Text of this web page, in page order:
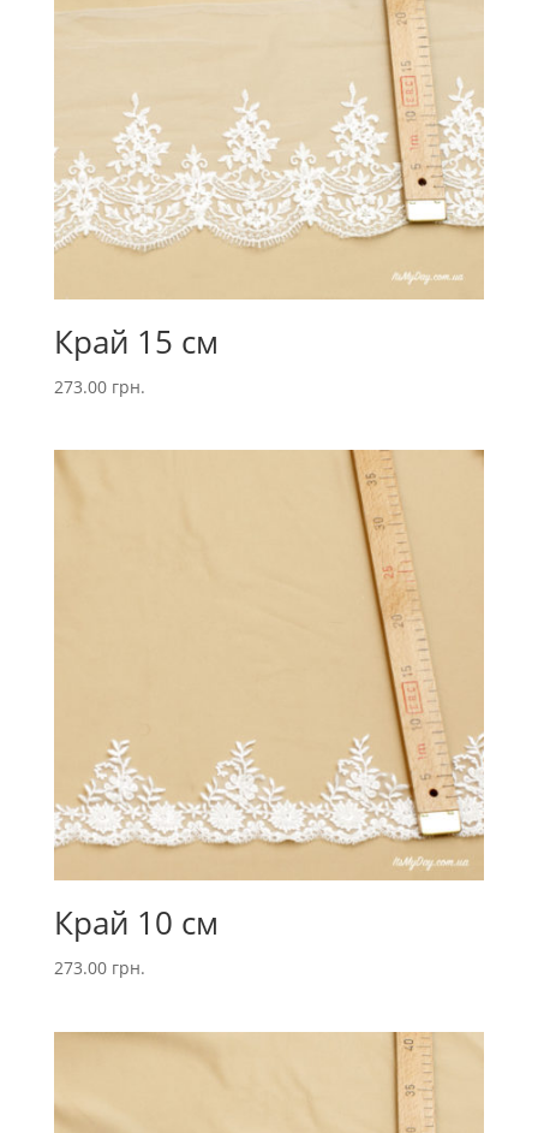
Край 15 см
273.00 грн.
Край 10 см
273.00 грн.